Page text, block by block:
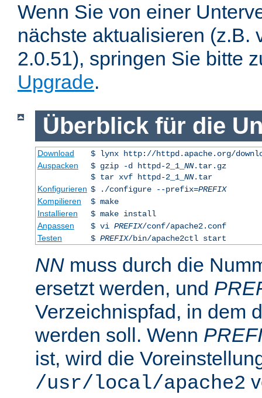
Wenn Sie von einer
nächste aktualisieren (z.B.
2.0.51), springen Sie bitte
Upgrade.
Überblick für die
Download
$ lynx http://httpd.apache.org/
Auspacken
$ gzip -d httpd-2_1_ NN.tar.gz
$ tar xvf httpd-2_1_ NN.tar
Konfigurieren $ ./configure --prefix=PREFIX
Kompilieren
$ make
Installieren
$ make install
Anpassen
$ vi PREFIX/conf/apache2.conf
Testen
$ PREFIX/bin/apache2ctl start
NN muss durch die
ersetzt werden, und
Verzeichnispfad, in dem
werden soll. Wenn
ist, wird die
/usr/local/apache2